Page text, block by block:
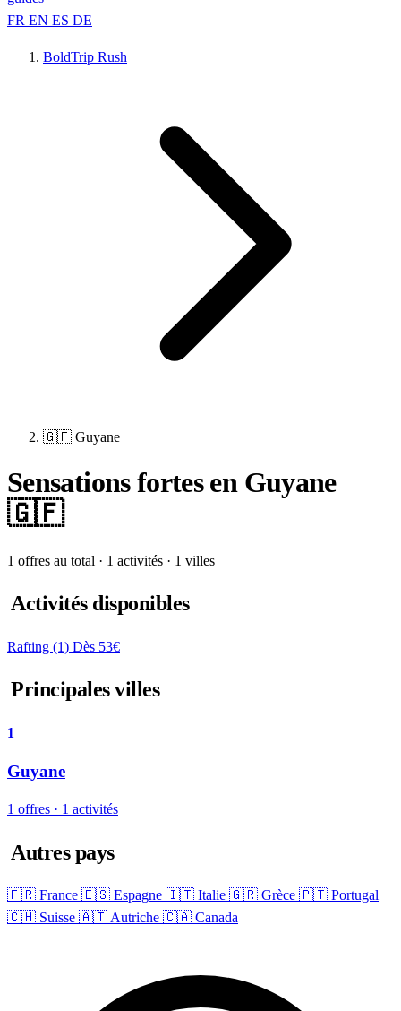
FR EN ES DE
BoldTrip Rush
🇬🇫 Guyane
Sensations fortes en Guyane
🇬🇫
1 offres au total · 1 activités · 1 villes
Activités disponibles
Rafting (1) Dès 53€
Principales villes
1
Guyane
1 offres · 1 activités
Autres pays
🇫🇷 France 🇪🇸 Espagne 🇮🇹 Italie 🇬🇷 Grèce 🇵🇹 Portugal
🇨🇭 Suisse 🇦🇹 Autriche 🇨🇦 Canada